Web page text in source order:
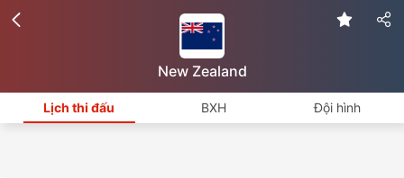
New Zealand
Lịch thi đấu BXH Đội hình